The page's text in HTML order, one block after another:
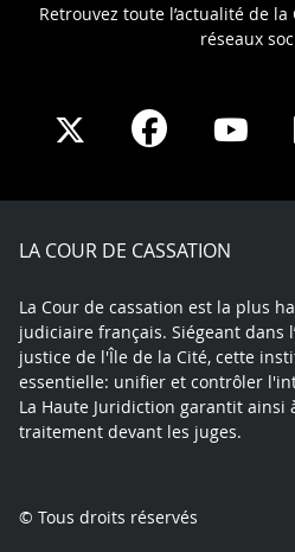
Retrouvez toute l’actualité de
réseaux
Share
X
Share
Facebook
LA COUR DE CASSATION
La Cour de cassation est la plus
judiciaire français. Siégeant dans
justice de l'Île de la Cité, cette
essentielle: unifier et contrôler
La Haute Juridiction garantit ainsi
traitement devant les juges.
© Tous droits réservés